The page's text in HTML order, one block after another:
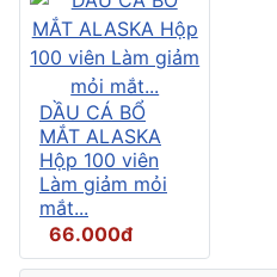
DẦU CÁ BỔ
MẮT ALASKA
Hộp 100 viên
Làm giảm mỏi
mắt...
66.000đ